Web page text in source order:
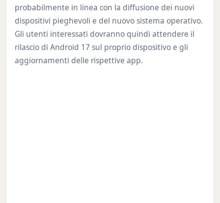
probabilmente in linea con la diffusione dei nuovi
dispositivi pieghevoli e del nuovo sistema operativo.
Gli utenti interessati dovranno quindi attendere il
rilascio di Android 17 sul proprio dispositivo e gli
aggiornamenti delle rispettive app.